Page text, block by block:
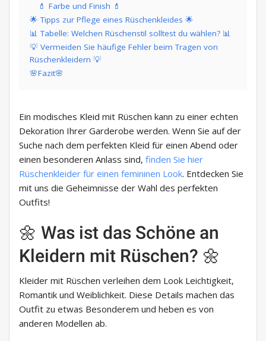
💄 Farbe und Finish 💄
🌟 Tipps zur Pflege eines Rüschenkleides 🌟
📊 Tabelle: Welchen Rüschenstil solltest du wählen? 📊
💡 Vermeiden Sie häufige Fehler beim Tragen von
Rüschenkleidern 💡
🌸Fazit🌸
Ein modisches Kleid mit Rüschen kann zu einer echten
Dekoration Ihrer Garderobe werden. Wenn Sie auf der
Suche nach dem perfekten Kleid für einen Abend oder
einen besonderen Anlass sind, finden Sie hier
Rüschenkleider für einen femininen Look. Entdecken Sie
mit uns die Geheimnisse der Wahl des perfekten
Outfits!
🌼 Was ist das Schöne an
Kleidern mit Rüschen? 🌼
Kleider mit Rüschen verleihen dem Look Leichtigkeit,
Romantik und Weiblichkeit. Diese Details machen das
Outfit zu etwas Besonderem und heben es von
anderen Modellen ab.